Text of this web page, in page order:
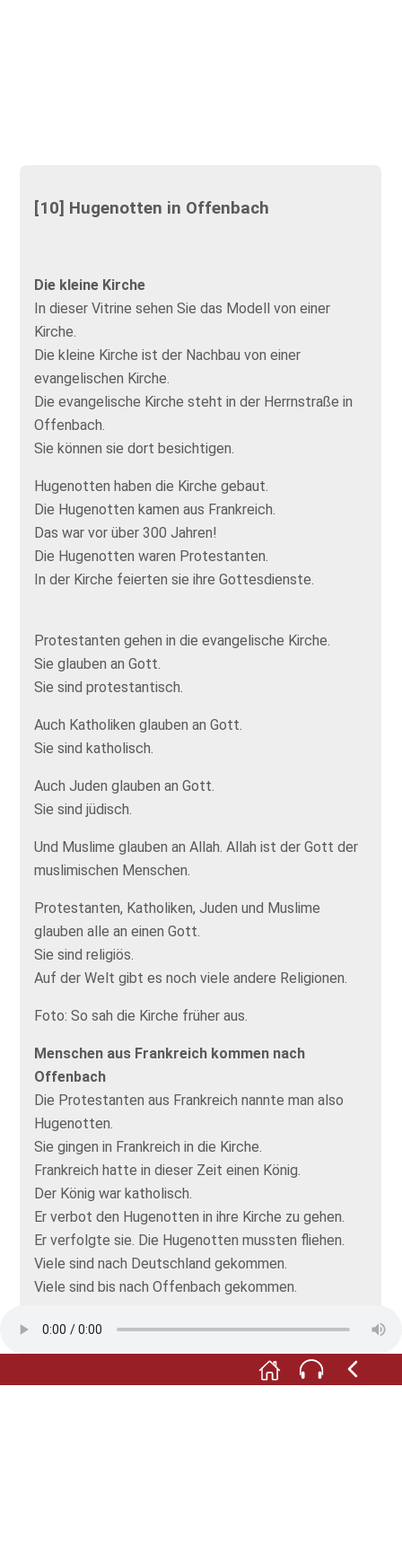
[10] Hugenotten in Offenbach
Die kleine Kirche
In dieser Vitrine sehen Sie das Modell von einer
Kirche.
Die kleine Kirche ist der Nachbau von einer
evangelischen Kirche.
Die evangelische Kirche steht in der Herrnstraße in
Offenbach.
Sie können sie dort besichtigen.
Hugenotten haben die Kirche gebaut.
Die Hugenotten kamen aus Frankreich.
Das war vor über 300 Jahren!
Die Hugenotten waren Protestanten.
In der Kirche feierten sie ihre Gottesdienste.
Protestanten gehen in die evangelische Kirche.
Sie glauben an Gott.
Sie sind protestantisch.
Auch Katholiken glauben an Gott.
Sie sind katholisch.
Auch Juden glauben an Gott.
Sie sind jüdisch.
Und Muslime glauben an Allah. Allah ist der Gott der
muslimischen Menschen.
Protestanten, Katholiken, Juden und Muslime
glauben alle an einen Gott.
Sie sind religiös.
Auf der Welt gibt es noch viele andere Religionen.
Foto: So sah die Kirche früher aus.
Menschen aus Frankreich kommen nach
Offenbach
Die Protestanten aus Frankreich nannte man also
Hugenotten.
Sie gingen in Frankreich in die Kirche.
Frankreich hatte in dieser Zeit einen König.
Der König war katholisch.
Er verbot den Hugenotten in ihre Kirche zu gehen.
Er verfolgte sie. Die Hugenotten mussten fliehen.
Viele sind nach Deutschland gekommen.
Viele sind bis nach Offenbach gekommen.
In Offenbach lebte Graf Johann Philipp.